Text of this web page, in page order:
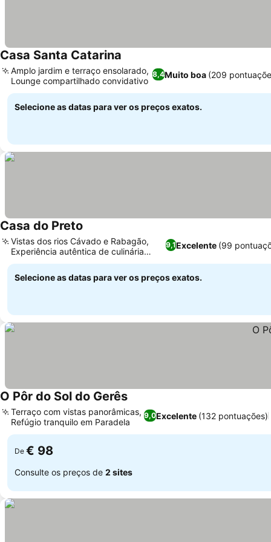
Casa Santa Catarina
8,4Muito boa (209
Amplo jardim e terraço ensolarado,
Lounge compartilhado convidativo
Selecione as datas para ver os preços exatos.
Casa do Preto
9,1Excelente (99
Vistas dos rios Cávado e Rabagão,
Experiência autêntica de culinária
regional
Selecione as datas para ver os preços exatos.
O Pôr do Sol do GerêsVer preços
9,0Excelente (132 pontuações)
Terraço com vistas panorâmicas,
Refúgio tranquilo em Paradela
De € 98
Consulte os preços de 2 sites